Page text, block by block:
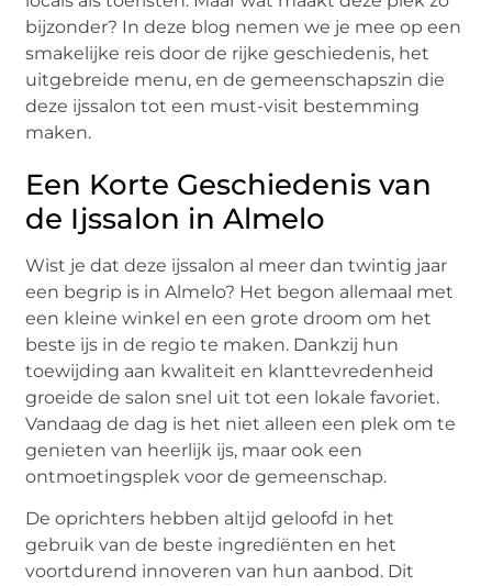
bijzonder? In deze blog nemen we je mee op een
smakelijke reis door de rijke geschiedenis, het
uitgebreide menu, en de gemeenschapszin die
deze ijssalon tot een must-visit bestemming
maken.
Een Korte Geschiedenis van
de Ijssalon in Almelo
Wist je dat deze ijssalon al meer dan twintig jaar
een begrip is in Almelo? Het begon allemaal met
een kleine winkel en een grote droom om het
beste ijs in de regio te maken. Dankzij hun
toewijding aan kwaliteit en klanttevredenheid
groeide de salon snel uit tot een lokale favoriet.
Vandaag de dag is het niet alleen een plek om te
genieten van heerlijk ijs, maar ook een
ontmoetingsplek voor de gemeenschap.
De oprichters hebben altijd geloofd in het
gebruik van de beste ingrediënten en het
voortdurend innoveren van hun aanbod. Dit